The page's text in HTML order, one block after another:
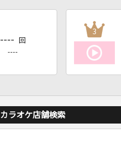
---- 回
----
3
カラオケ店舗検索